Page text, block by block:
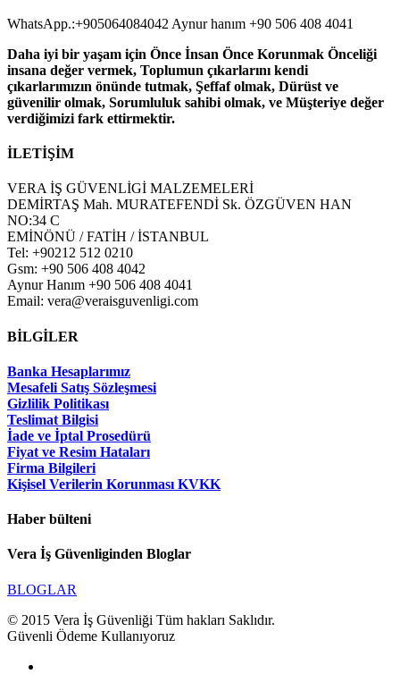
WhatsApp.:+905064084042 Aynur hanım +90 506 408 4041
Daha iyi bir yaşam için Önce İnsan Önce Korunmak Önceliği
insana değer vermek, Toplumun çıkarlarını kendi
çıkarlarımızın önünde tutmak, Şeffaf olmak, Dürüst ve
güvenilir olmak, Sorumluluk sahibi olmak, ve Müşteriye değer
verdiğimizi fark ettirmektir.
İLETİŞİM
VERA İŞ GÜVENLİGİ MALZEMELERİ
DEMİRTAŞ Mah. MURATEFENDİ Sk. ÖZGÜVEN HAN
NO:34 C
EMİNÖNÜ / FATİH / İSTANBUL
Tel: +90212 512 0210
Gsm: +90 506 408 4042
Aynur Hanım +90 506 408 4041
Email: vera@veraisguvenligi.com
BİLGİLER
Banka Hesaplarımız
Mesafeli Satış Sözleşmesi
Gizlilik Politikası
Teslimat Bilgisi
İade ve İptal Prosedürü
Fiyat ve Resim Hataları
Firma Bilgileri
Kişisel Verilerin Korunması KVKK
Haber bülteni
Vera İş Güvenliginden Bloglar
BLOGLAR
© 2015 Vera İş Güvenliği Tüm hakları Saklıdır.
Güvenli Ödeme Kullanıyoruz